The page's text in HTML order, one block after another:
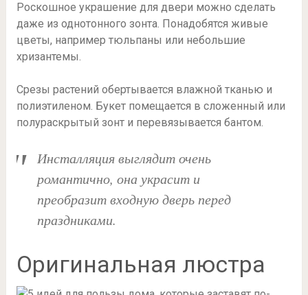
Роскошное украшение для двери можно сделать
даже из однотонного зонта. Понадобятся живые
цветы, например тюльпаны или небольшие
хризантемы.
Срезы растений обертывается влажной тканью и
полиэтиленом. Букет помещается в сложенный или
полураскрытый зонт и перевязывается бантом.
Инсталляция выглядит очень
романтично, она украсит и
преобразит входную дверь перед
праздниками.
Оригинальная люстра